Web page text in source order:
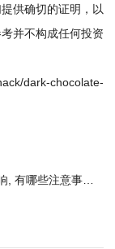
供确切的证明，以
并不构成任何投资
dark-chocolate-
哪些注意事项？